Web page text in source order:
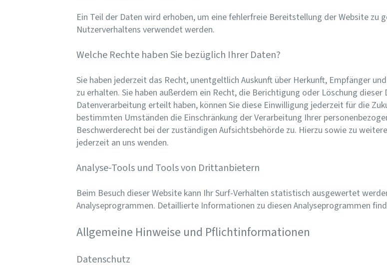
Ein Teil der Daten wird erhoben, um eine fehlerfreie Bereitstellung der Website zu
Nutzerverhaltens verwendet werden.
Welche Rechte haben Sie bezüglich Ihrer Daten?
Sie haben jederzeit das Recht, unentgeltlich Auskunft über Herkunft, Empfänger
zu erhalten. Sie haben außerdem ein Recht, die Berichtigung oder Löschung
Datenverarbeitung erteilt haben, können Sie diese Einwilligung jederzeit für die
bestimmten Umständen die Einschränkung der Verarbeitung Ihrer
Beschwerderecht bei der zuständigen Aufsichtsbehörde zu. Hierzu sowie zu
jederzeit an uns wenden.
Analyse-Tools und Tools von Drittanbietern
Beim Besuch dieser Website kann Ihr Surf-Verhalten statistisch ausgewertet
Analyseprogrammen. Detaillierte Informationen zu diesen Analyseprogrammen
Allgemeine Hinweise und Pflichtinformationen
Datenschutz